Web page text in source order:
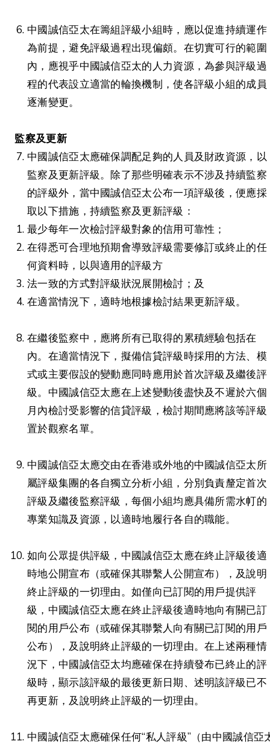
中國誠信亞太在籌組評級小組時，應以促進持續運作
為前提，避免評級過程出現偏頗。在切實可行的範圍
內，應視乎中國誠信亞太的人力資源，為參與評級過
程的代表設立適當的輪換機制，使各評級小組的成員
逐漸變更。
監察及更新
中國誠信亞太應確保調配足夠的人員及財政資源，以
監察及更新評級。除了那些明確表示不涉及持續監察
的評級外，當中國誠信亞太公布一項評級後，便應採
取以下措施，持續監察及更新評級：
最少每年一次檢討評級對象的信用可靠性；
在得悉可合理地預期會導致評級需要修訂或終止的任
何資料時，以與適用的評級方
法一致的方式對評級狀況展開檢討；及
在適當情況下，適時地根據檢討結果更新評級。
在繼後監察中，應將所有已取得的累積經驗包括在
內。在適當情況下，擬備信貸評級時採用的方法、模
式或主要假設的變動應同時應用於首次評級及繼後評
級。中國誠信亞太應在上述變動後盡快及不遲於六個
月內檢討受影響的信貸評級，檢討期間應將該等評級
置於觀察名單。
中國誠信亞太應交由在香港或外地的中國誠信亞太所
屬評級集團的各自獨立分析小組，分別負責釐定首次
評級及繼後監察評級，每個小組均應具備所需水帄的
專業知識及資源，以適時地履行各自的職能。
如向公眾提供評級，中國誠信亞太應在終止評級後適
時地公開宣布（或確保其聯繫人公開宣布），及說明
終止評級的一切理由。如僅向已訂閱的用戶提供評
級，中國誠信亞太應在終止評級後適時地向有關已訂
閱的用戶公布（或確保其聯繫人向有關已訂閱的用戶
公布），及說明終止評級的一切理由。在上述兩種情
況下，中國誠信亞太均應確保在持續發布已終止的評
級時，顯示該評級的最後更新日期、述明該評級已不
再更新，及說明終止評級的一切理由。
中國誠信亞太應確保任何“私人評級”（由中國誠信亞